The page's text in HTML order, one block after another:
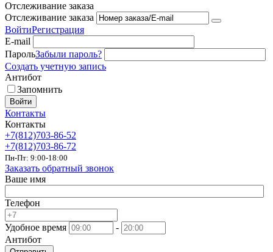
Отслеживание заказа
Отслеживание заказа
ВойтиРегистрация
E-mail
ПарольЗабыли пароль?
Создать учетную запись
Антибот
Запомнить
Войти
Контакты
Контакты
+7(812)703-86-52
+7(812)703-86-72
Пн-Пт: 9:00-18:00
Заказать обратный звонок
Ваше имя
Телефон
Удобное время
-
Антибот